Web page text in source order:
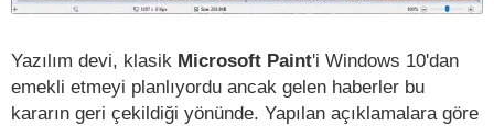
Yazılım devi, klasik Microsoft Paint'i Windows 10'dan
emekli etmeyi planlıyordu ancak gelen haberler bu
kararın geri çekildiği yönünde. Yapılan açıklamalara göre